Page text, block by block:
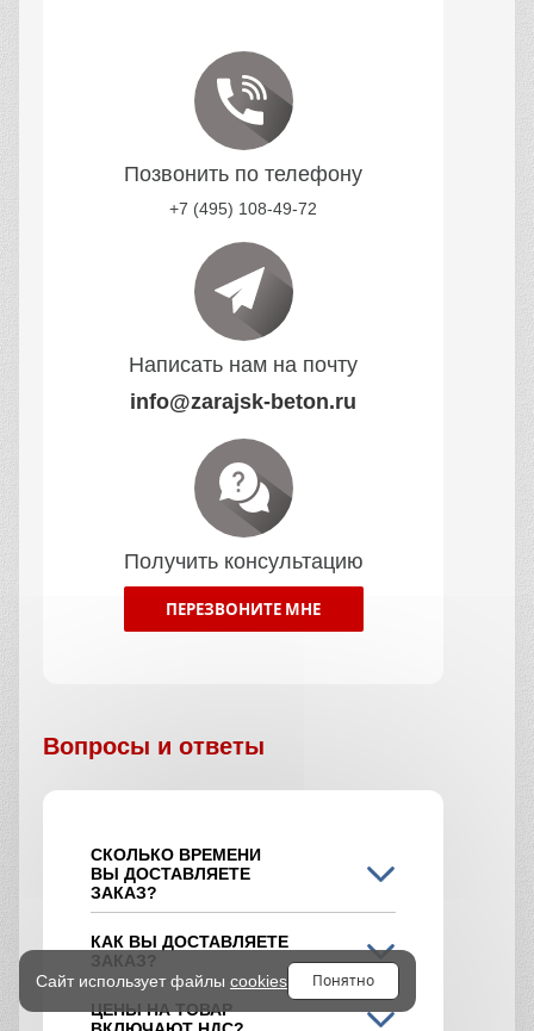
Позвонить по телефону
+7 (495) 108-49-72
Написать нам на почту
info@zarajsk-beton.ru
Получить консультацию
ПЕРЕЗВОНИТЕ МНЕ
Вопросы и ответы
СКОЛЬКО ВРЕМЕНИ
ВЫ ДОСТАВЛЯЕТЕ
ЗАКАЗ?
КАК ВЫ ДОСТАВЛЯЕТЕ
ЗАКАЗ?
ЦЕНЫ НА ТОВАР
Сайт использует файлы cookies Понятно